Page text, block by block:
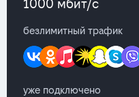
1000 мбит/с
безлимитный трафик
уже подключено